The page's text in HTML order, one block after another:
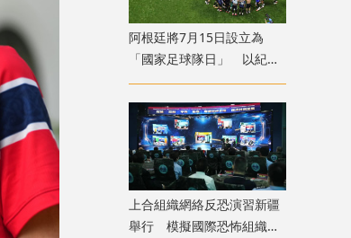
​阿根廷將7月15日設立為
「國家足球隊日」 以紀念
世盃挫英格蘭
上合組織網絡反恐演習新疆
舉行 模擬國際恐怖組織策